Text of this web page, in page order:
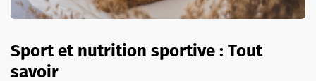
Sport et nutrition sportive : Tout
savoir